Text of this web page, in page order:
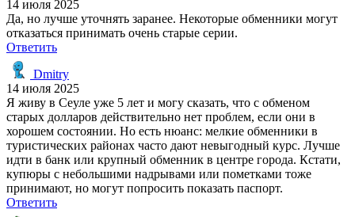
14 июля 2025
Да, но лучше уточнять заранее. Некоторые обменники могут
отказаться принимать очень старые серии.
Ответить
Dmitry
14 июля 2025
Я живу в Сеуле уже 5 лет и могу сказать, что с обменом
старых долларов действительно нет проблем, если они в
хорошем состоянии. Но есть нюанс: мелкие обменники в
туристических районах часто дают невыгодный курс. Лучше
идти в банк или крупный обменник в центре города. Кстати,
купюры с небольшими надрывами или пометками тоже
принимают, но могут попросить показать паспорт.
Ответить